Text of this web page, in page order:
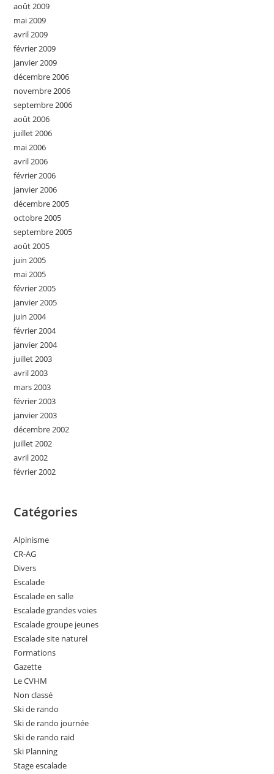
août 2009
mai 2009
avril 2009
février 2009
janvier 2009
décembre 2006
novembre 2006
septembre 2006
août 2006
juillet 2006
mai 2006
avril 2006
février 2006
janvier 2006
décembre 2005
octobre 2005
septembre 2005
août 2005
juin 2005
mai 2005
février 2005
janvier 2005
juin 2004
février 2004
janvier 2004
juillet 2003
avril 2003
mars 2003
février 2003
janvier 2003
décembre 2002
juillet 2002
avril 2002
février 2002
Catégories
Alpinisme
CR-AG
Divers
Escalade
Escalade en salle
Escalade grandes voies
Escalade groupe jeunes
Escalade site naturel
Formations
Gazette
Le CVHM
Non classé
Ski de rando
Ski de rando journée
Ski de rando raid
Ski Planning
Stage escalade